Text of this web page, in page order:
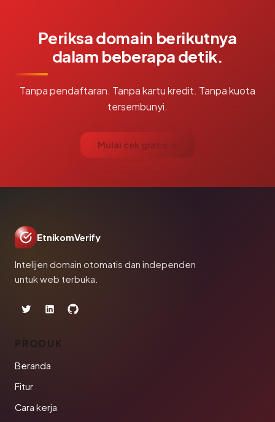
Periksa domain berikutnya
dalam beberapa detik.
Tanpa pendaftaran. Tanpa kartu kredit. Tanpa kuota
tersembunyi.
Mulai cek gratis →
EtnikomVerify
Intelijen domain otomatis dan independen
untuk web terbuka.
PRODUK
Beranda
Fitur
Cara kerja